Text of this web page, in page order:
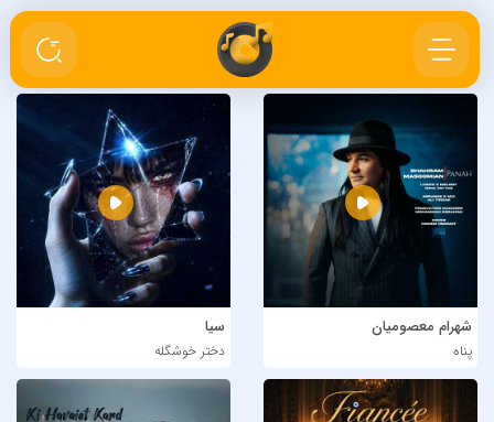
شهرام معصومیان
پناه
سیا
دختر خوشگله